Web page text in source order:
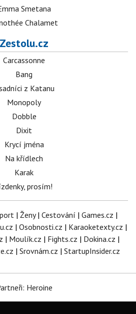
Smetana
Chalamet
Zestolu.cz
Carcassonne
Bang
z Katanu
Monopoly
Dobble
Dixit
Krycí jména
Na křídlech
Karak
prosím!
| Ženy| Cestování | Games.cz |
| Osobnosti.cz | Karaoketexty.cz |
| Moulík.cz | Fights.cz | Dokina.cz |
| Srovnám.cz | StartupInsider.cz
Heroine